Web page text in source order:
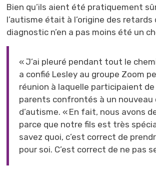
Bien qu’ils aient été pratiquement
l’autisme était à l’origine des retards
diagnostic n’en a pas moins été un
« J’ai pleuré pendant tout le
a confié Lesley au groupe Zoom
réunion à laquelle participaient
parents confrontés à un nouveau
d’autisme. « En fait, nous avons
parce que notre fils est très
savez quoi, c’est correct de
pour soi. C’est correct de ne pas